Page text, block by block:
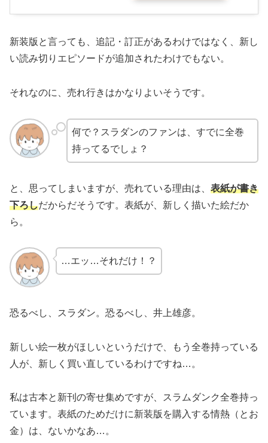
新装版と言っても、追記・訂正があるわけではなく、新し
い読み切りエピソードが追加されたわけでもない。
それなのに、売れ行きはかなりよいそうです。
何で？スラダンのファンは、すでに全巻
持ってるでしょ？
と、思ってしまいますが、売れている理由は、 表紙が書き
下ろしだからだそうです。表紙が、新しく描いた絵だか
ら。
…エッ…それだけ！？
恐るべし、スラダン。恐るべし、井上雄彦。
新しい絵一枚がほしいというだけで、もう全巻持っている
人が、新しく買い直しているわけですね…。
私は古本と新刊の寄せ集めですが、スラムダンク全巻持っ
ています。表紙のためだけに新装版を購入する情熱（とお
金）は、ないかなあ…。